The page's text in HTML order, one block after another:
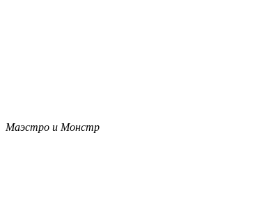
Маэстро и Монстр